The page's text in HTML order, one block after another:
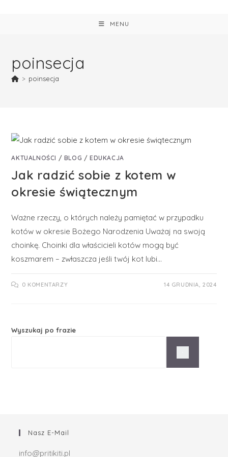
MENU
poinsecja
> poinsecja
AKTUALNOŚCI / BLOG /EDUKACJA
Jak radzić sobie z kotem w
okresie świątecznym
Ważne rzeczy, o których należy pamiętać w przypadku
kotów w okresie Bożego Narodzenia Uważaj na swoją
choinkę. Choinki dla właścicieli kotów mogą być
koszmarem – zwłaszcza jeśli twój kot lubi…
0 KOMENTARZY 14 GRUDNIA, 2024
Wyszukaj po frazie
Nasz E-Mail
info@pritikiti.pl